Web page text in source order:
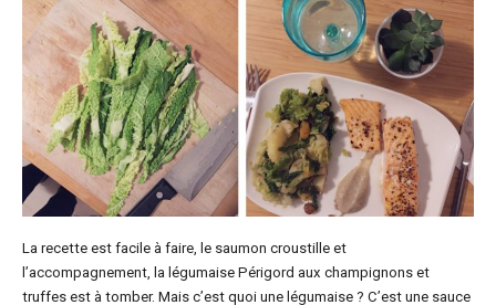
La recette est facile à faire, le saumon croustille et
l’accompagnement, la légumaise Périgord aux champignons et
truffes est à tomber. Mais c’est quoi une légumaise ? C’est une sauce